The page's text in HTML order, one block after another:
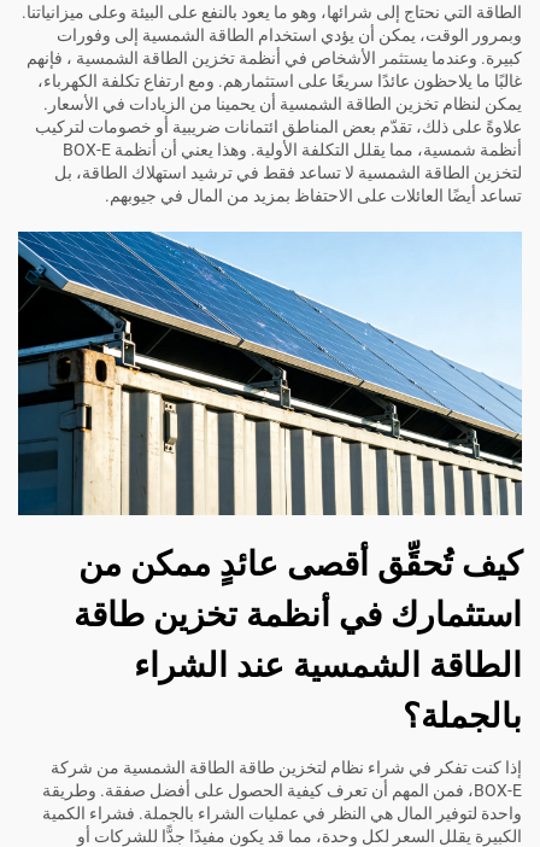
الطاقة التي نحتاج إلى شرائها، وهو ما يعود بالنفع على البيئة وعلى ميزانياتنا.
وبمرور الوقت، يمكن أن يؤدي استخدام الطاقة الشمسية إلى وفورات
كبيرة. وعندما يستثمر الأشخاص في أنظمة تخزين الطاقة الشمسية ، فإنهم
غالبًا ما يلاحظون عائدًا سريعًا على استثمارهم. ومع ارتفاع تكلفة الكهرباء،
يمكن لنظام تخزين الطاقة الشمسية أن يحمينا من الزيادات في الأسعار.
علاوةً على ذلك، تقدّم بعض المناطق ائتمانات ضريبية أو خصومات لتركيب
أنظمة شمسية، مما يقلل التكلفة الأولية. وهذا يعني أن أنظمة BOX-E
لتخزين الطاقة الشمسية لا تساعد فقط في ترشيد استهلاك الطاقة، بل
تساعد أيضًا العائلات على الاحتفاظ بمزيد من المال في جيوبهم.
كيف تُحقِّق أقصى عائدٍ ممكن من
استثمارك في أنظمة تخزين طاقة
الطاقة الشمسية عند الشراء
بالجملة؟
إذا كنت تفكر في شراء نظام لتخزين طاقة الطاقة الشمسية من شركة
BOX-E، فمن المهم أن تعرف كيفية الحصول على أفضل صفقة. وطريقة
واحدة لتوفير المال هي النظر في عمليات الشراء بالجملة. فشراء الكمية
الكبيرة يقلل السعر لكل وحدة، مما قد يكون مفيدًا جدًّا للشركات أو